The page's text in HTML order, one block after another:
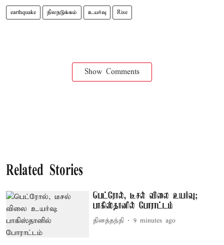
earthquake நிலநடுக்கம் உயர்வு Rise
Show Comments
Related Stories
பெட்ரோல், டீசல் விலை உயர்வு;
பாகிஸ்தானில் போராட்டம்
தினத்தந்தி 9 minutes ago